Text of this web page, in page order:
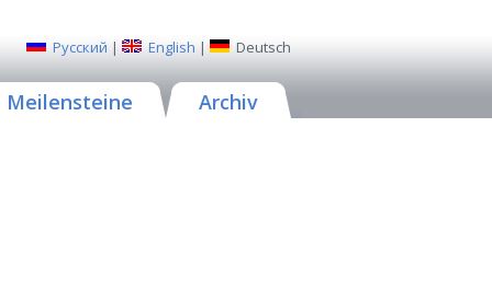
Русский | English | Deutsch
Meilensteine Archiv